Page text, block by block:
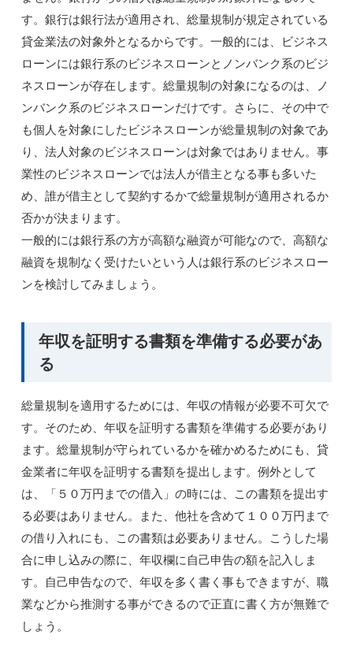
す。銀行は銀行法が適用され、総量規制が規定されている
貸金業法の対象外となるからです。一般的には、ビジネス
ローンには銀行系のビジネスローンとノンバンク系のビジ
ネスローンが存在します。総量規制の対象になるのは、ノ
ンバンク系のビジネスローンだけです。さらに、その中で
も個人を対象にしたビジネスローンが総量規制の対象であ
り、法人対象のビジネスローンは対象ではありません。事
業性のビジネスローンでは法人が借主となる事も多いた
め、誰が借主として契約するかで総量規制が適用されるか
否かが決まります。
一般的には銀行系の方が高額な融資が可能なので、高額な
融資を規制なく受けたいという人は銀行系のビジネスロー
ンを検討してみましょう。
年収を証明する書類を準備する必要があ
る
総量規制を適用するためには、年収の情報が必要不可欠で
す。そのため、年収を証明する書類を準備する必要があり
ます。総量規制が守られているかを確かめるためにも、貸
金業者に年収を証明する書類を提出します。例外として
は、「５０万円までの借入」の時には、この書類を提出す
る必要はありません。また、他社を含めて１００万円まで
の借り入れにも、この書類は必要ありません。こうした場
合に申し込みの際に、年収欄に自己申告の額を記入しま
す。自己申告なので、年収を多く書く事もできますが、職
業などから推測する事ができるので正直に書く方が無難で
しょう。